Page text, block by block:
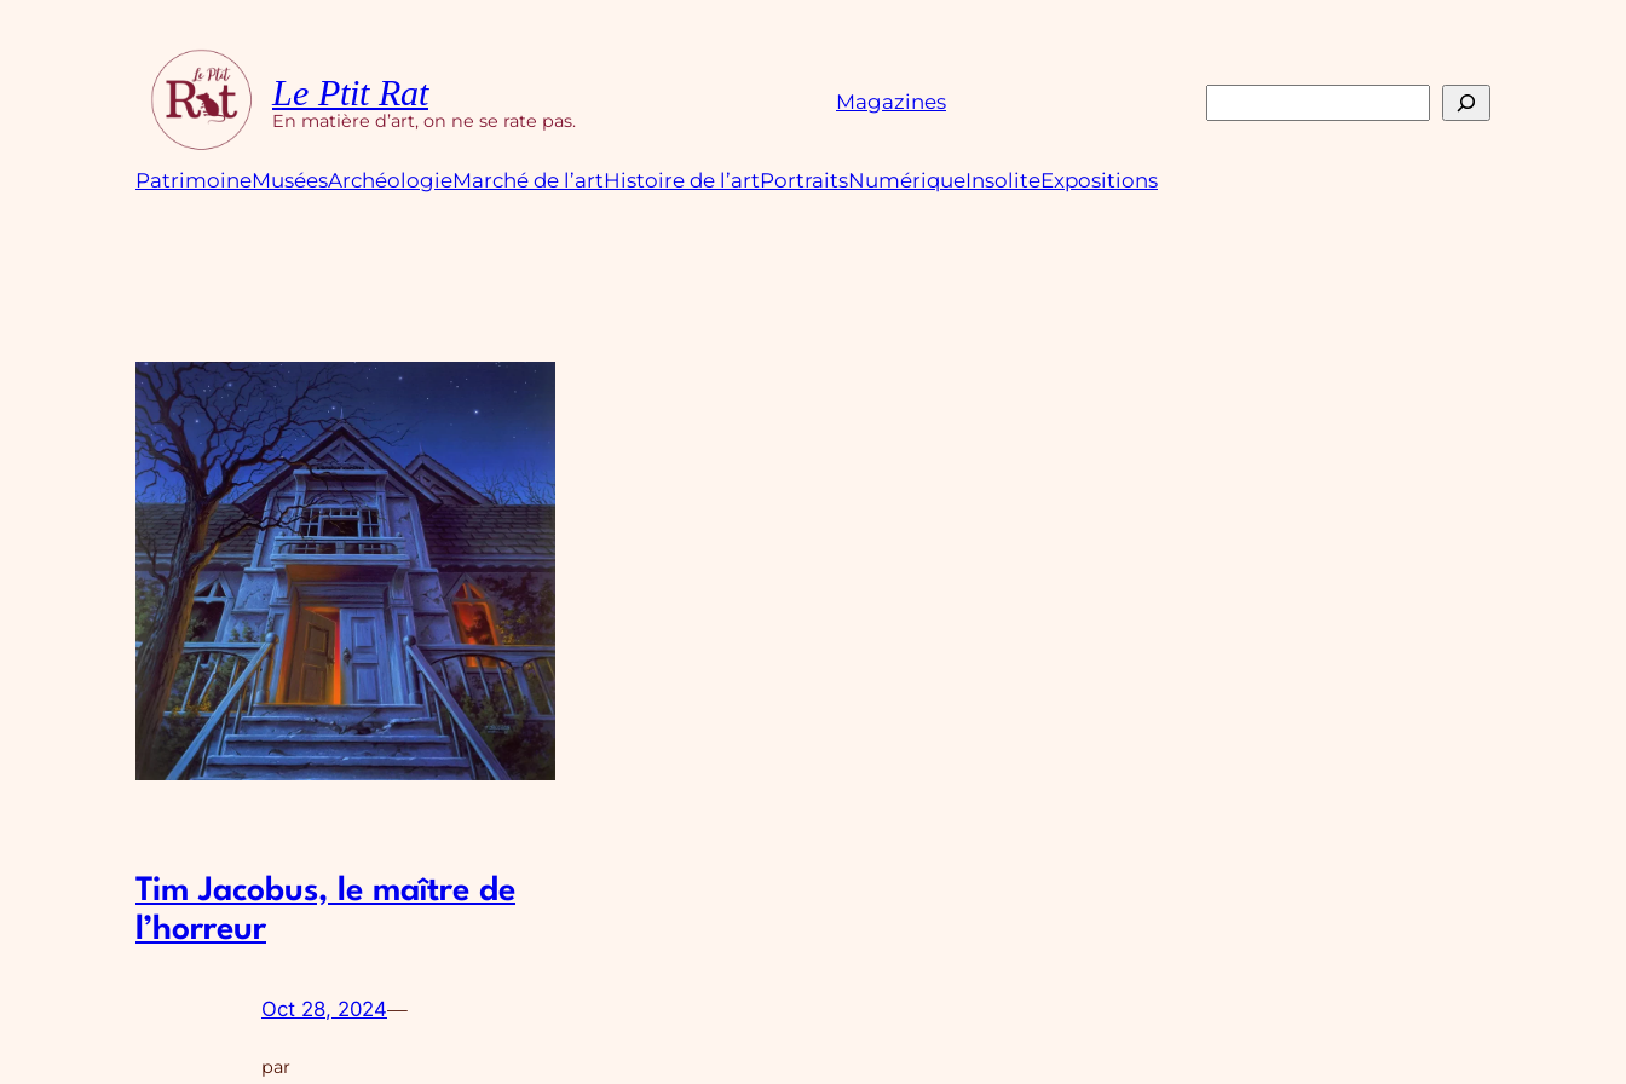
Le Ptit Rat
En matière d’art, on ne se rate pas.
Magazines Rechercher
PatrimoineMuséesArchéologieMarché de l’artHistoire de l’artPortraitsNumériqueInsoliteExpositions
Tim Jacobus, le maître de
l’horreur
Oct 28, 2024—
par